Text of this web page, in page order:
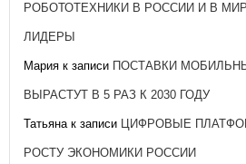
РОБОТОТЕХНИКИ В РОССИИ И В
ЛИДЕРЫ
Мария к записи ПОСТАВКИ
ВЫРАСТУТ В 5 РАЗ К 2030 ГОДУ
Татьянак записи ЦИФРОВЫЕ
РОСТУ ЭКОНОМИКИ РОССИИ